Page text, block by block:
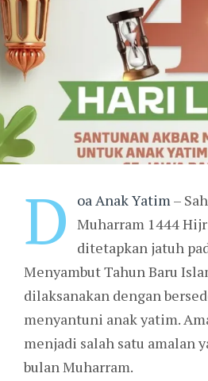
D oa Anak Yatim–
Muharram 1444
ditetapkan jatuh
Menyambut Tahun Baru
dilaksanakan dengan
menyantuni anak yatim.
menjadi salah satu amalan
bulan Muharram.